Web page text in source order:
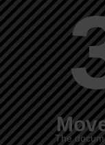
The